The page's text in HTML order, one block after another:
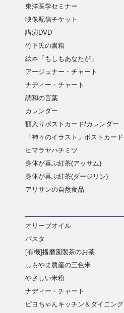
東洋医学セミナー
映像配信チケット
講演DVD
竹下氏の書籍
絵本「もしもあなたが」
アージュナー・チャート
ナディー・チャート
調和の言葉
カレンダー
額入りポストカード/カレンダー
「神々のイラスト」ポストカード
ヒマラヤハチミツ
身体が喜ぶ紅茶(アッサム)
身体が喜ぶ紅茶(ダージリン)
アリサンの自然食品
オリーブオイル
パスタ
[有機]播磨園製茶のお茶
しもやま農産の三色米
やさしい米粉
ナディー・チャート
ピヨちゃんキッチン＆ダイニン